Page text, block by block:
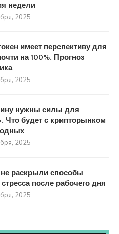
недели
2025
имеет перспективу для
на 100%. Прогноз
2025
нужны силы для
Что будет с крипторынком
2025
раскрыли способы
после рабочего дня
2025